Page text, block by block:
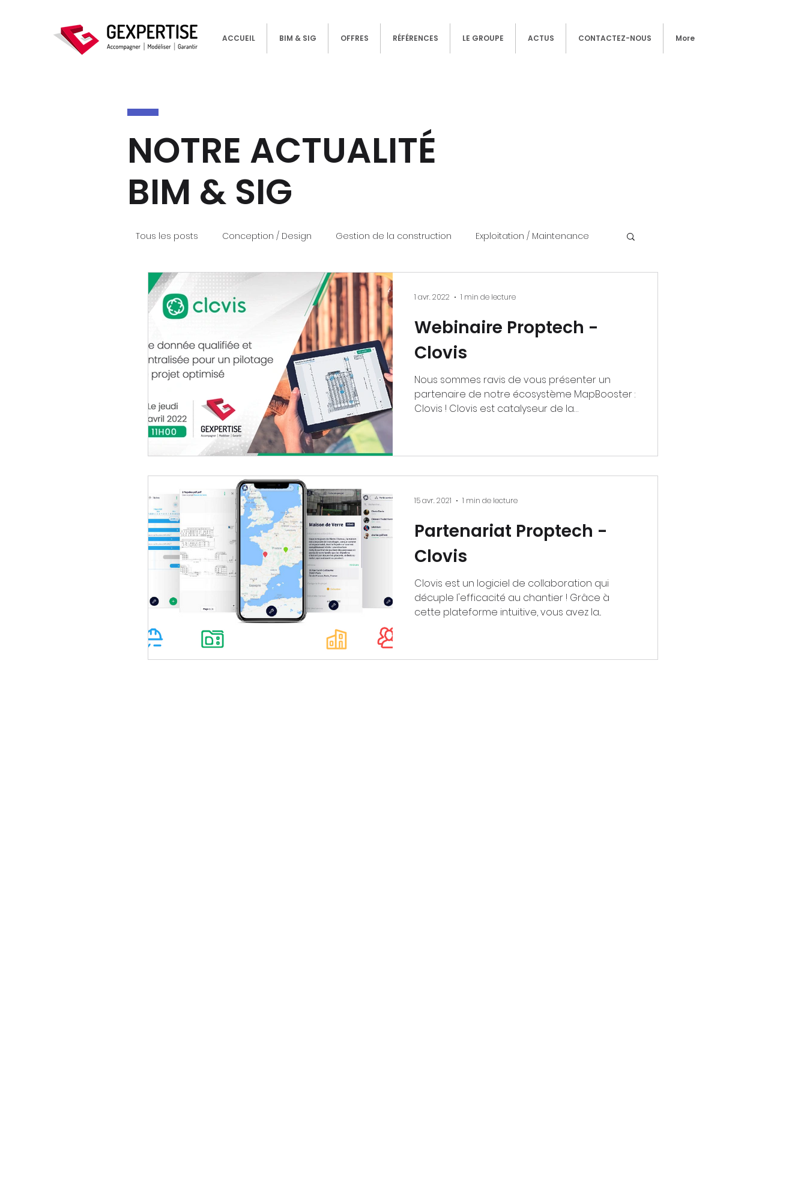
ACCUEIL BIM & SIG OFFRES RÉFÉRENCES LE GROUPE ACTUS CONTACTEZ-NOUS More
NOTRE ACTUALITÉ
BIM & SIG
Tous les posts Conception / Design Gestion de la construction Exploitation / Maintenance
Utilisation / Occupation Acquisition / Cession
Webinaire Proptech -
Clovis
Nous sommes ravis de vous présenter un
partenaire de notre écosystème MapBooster :
Clovis ! Clovis est catalyseur de la
1 avr. 2022 1 min de lecture
Partenariat Proptech -
Clovis
Clovis est un logiciel de collaboration qui
décuple l'efficacité au chantier ! Grâce à
cette plateforme intuitive, vous avez la...
15 avr. 2021 1 min de lecture